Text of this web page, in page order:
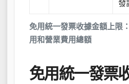
免用統一發票收據金額上限
用和營業費用總額
發
免用統一發票